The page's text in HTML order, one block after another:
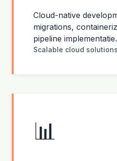
Cloud-native
migrations,
pipeline implementatie.
Scalable cloud solutions
📊